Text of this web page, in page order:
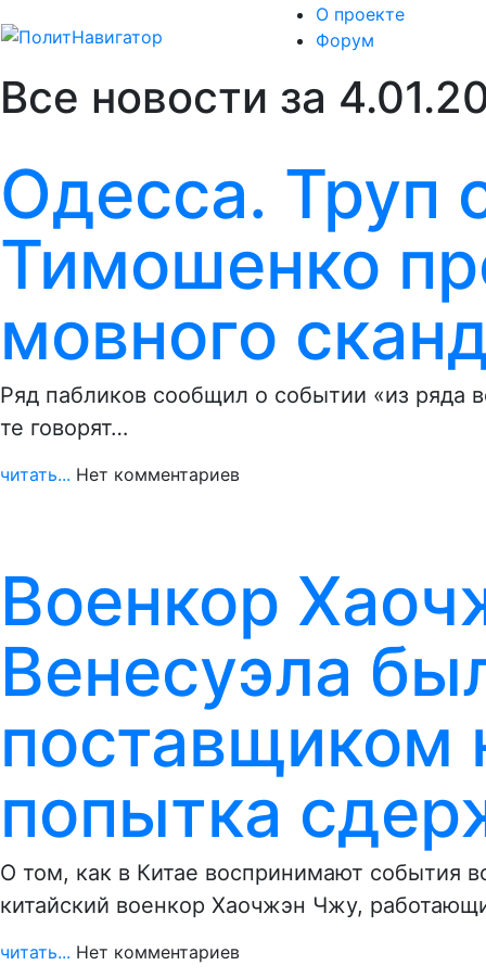
О проекте
Форум
Все новости за
Одесса. Труп
Тимошенко
мовного
Ряд пабликов сообщил о событии «из ряда
те говорят…
читать... Нет комментариев
Военкор
Венесуэла
поставщиком
попытка
О том, как в Китае воспринимают события
китайский военкор Хаочжэн Чжу,
читать... Нет комментариев